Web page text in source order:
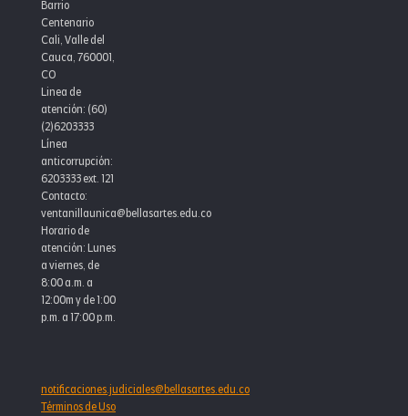
Barrio
Centenario
Cali, Valle del
Cauca, 760001,
CO
Linea de
atención: (60)
(2)6203333
Línea
anticorrupción:
6203333 ext. 121
Contacto:
ventanillaunica@bellasartes.edu.co
Horario de
atención: Lunes
a viernes, de
8:00 a.m. a
12:00m y de 1:00
p.m. a 17:00 p.m.
notificaciones.judiciales@bellasartes.edu.co
Términos de Uso